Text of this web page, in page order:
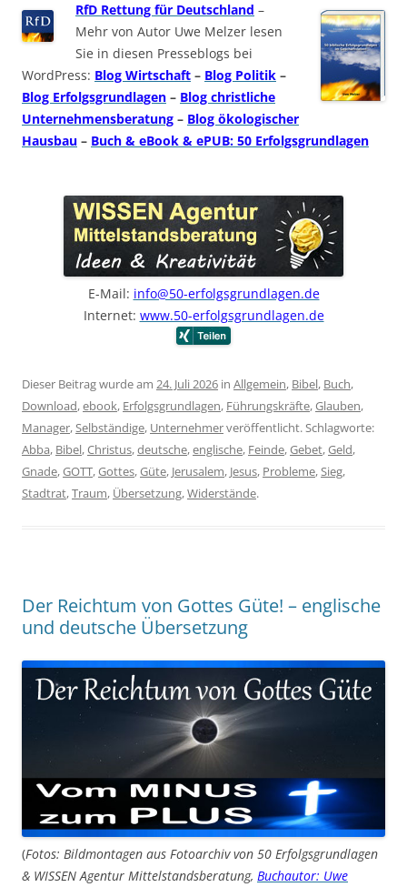
RfD Rettung für Deutschland –
Mehr von Autor Uwe Melzer lesen
Sie in diesen Presseblogs bei
WordPress: Blog Wirtschaft – Blog Politik –
Blog Erfolgsgrundlagen – Blog christliche
Unternehmensberatung – Blog ökologischer
Hausbau – Buch & eBook & ePUB: 50 Erfolgsgrundlagen
E-Mail: info@50-erfolgsgrundlagen.de
Internet: www.50-erfolgsgrundlagen.de
Dieser Beitrag wurde am 24. Juli 2026 in Allgemein, Bibel, Buch,
Download,ebook, Erfolgsgrundlagen, Führungskräfte,Glauben,
Manager,Selbständige, Unternehmerveröffentlicht. Schlagworte:
Abba, Bibel,Christus,deutsche,englische, Feinde,Gebet,Geld,
Gnade,GOTT,Gottes,Güte, Jerusalem, Jesus, Probleme,Sieg,
Stadtrat,Traum, Übersetzung,Widerstände.
Der Reichtum von Gottes Güte! – englische
und deutsche Übersetzung
(Fotos: Bildmontagen aus Fotoarchiv von 50 Erfolgsgrundlagen
& WISSEN Agentur Mittelstandsberatung, Buchautor: Uwe